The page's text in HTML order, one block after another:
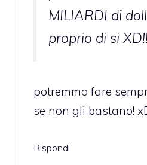
MILIARDI di
proprio di si
potremmo fare
se non gli bastano!
Rispondi